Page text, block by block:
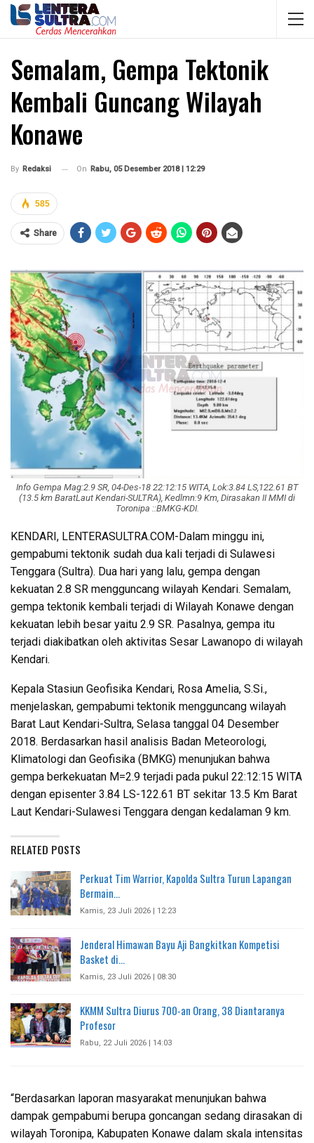
Semalam, Gempa Tektonik
Kembali Guncang Wilayah
Konawe
By Redaksi On Rabu, 05 Desember 2018 | 12:29
585
Share
Info Gempa Mag:2.9 SR, 04-Des-18 22:12:15 WITA, Lok:3.84 LS,122.61 BT
(13.5 km BaratLaut Kendari-SULTRA), Kedlmn:9 Km, Dirasakan II MMI di
Toronipa ::BMKG-KDI.
KENDARI, LENTERASULTRA.COM-Dalam minggu ini,
gempabumi tektonik sudah dua kali terjadi di Sulawesi
Tenggara (Sultra). Dua hari yang lalu, gempa dengan
kekuatan 2.8 SR mengguncang wilayah Kendari. Semalam,
gempa tektonik kembali terjadi di Wilayah Konawe dengan
kekuatan lebih besar yaitu 2.9 SR. Pasalnya, gempa itu
terjadi diakibatkan oleh aktivitas Sesar Lawanopo di wilayah
Kendari.
Kepala Stasiun Geofisika Kendari, Rosa Amelia, S.Si.,
menjelaskan, gempabumi tektonik mengguncang wilayah
Barat Laut Kendari-Sultra, Selasa tanggal 04 Desember
2018. Berdasarkan hasil analisis Badan Meteorologi,
Klimatologi dan Geofisika (BMKG) menunjukan bahwa
gempa berkekuatan M=2.9 terjadi pada pukul 22:12:15 WITA
dengan episenter 3.84 LS-122.61 BT sekitar 13.5 Km Barat
Laut Kendari-Sulawesi Tenggara dengan kedalaman 9 km.
RELATED POSTS
Perkuat Tim Warrior, Kapolda Sultra Turun Lapangan
Bermain…
Kamis, 23 Juli 2026 | 12:23
Jenderal Himawan Bayu Aji Bangkitkan Kompetisi
Basket di…
Kamis, 23 Juli 2026 | 08:30
KKMM Sultra Diurus 700-an Orang, 38 Diantaranya
Profesor
Rabu, 22 Juli 2026 | 14:03
“Berdasarkan laporan masyarakat menunjukan bahwa
dampak gempabumi berupa goncangan sedang dirasakan di
wilayah Toronipa, Kabupaten Konawe dalam skala intensitas